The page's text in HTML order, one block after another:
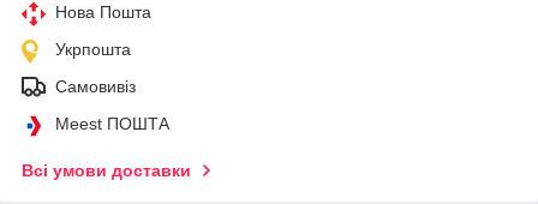
Нова Пошта
Укрпошта
Самовивіз
Meest ПОШТА
Всі умови доставки